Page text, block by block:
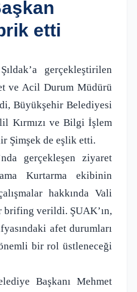
etti
gerçekleştirilen
ve Acil Durum Müdürü
Büyükşehir Belediyesi
Kırmızı ve Bilgi İşlem
Şimşek de eşlik etti.
gerçekleşen ziyaret
Kurtarma ekibinin
hakkında Vali
brifing verildi. ŞUAK’ın,
afet durumları
bir rol üstleneceği
Başkanı Mehmet